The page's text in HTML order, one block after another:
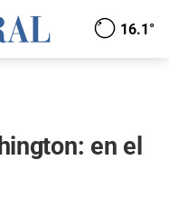
16.1°
en el